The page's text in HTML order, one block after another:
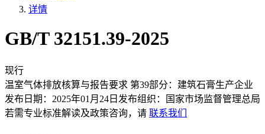
详情
GB/T 32151.39-2025
现行
温室气体排放核算与报告要求 第39部分：建筑石膏生产企业
发布日期： 2025年01月24日 发布组织：
国家市场监督管理总局
若需专业标准解读及政策咨询，请 联系我们